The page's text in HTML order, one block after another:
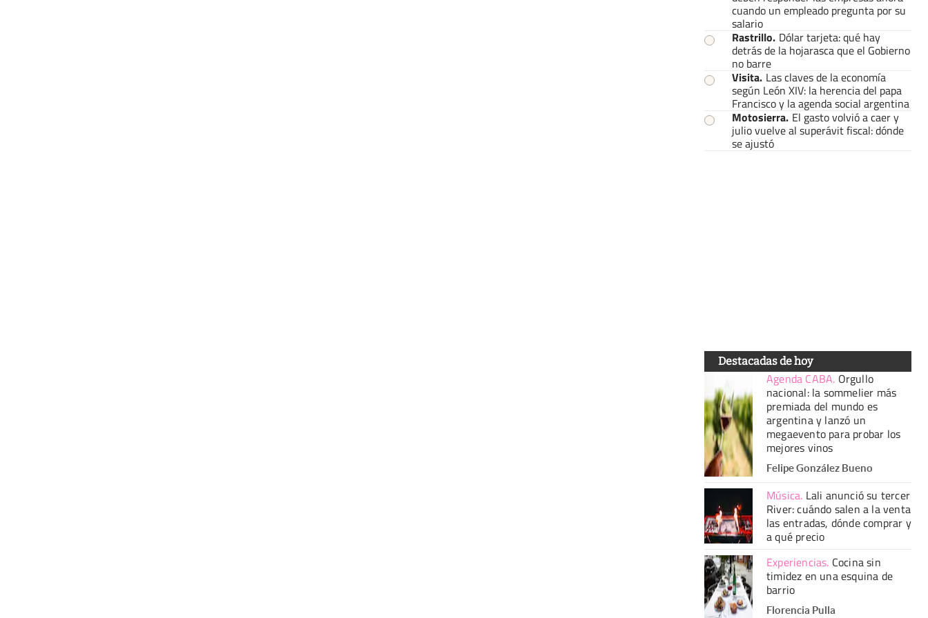
cuando un empleado pregunta por su
salario
Rastrillo. Dólar tarjeta: qué hay
detrás de la hojarasca que el Gobierno
no barre
Visita. Las claves de la economía
según León XIV: la herencia del papa
Francisco y la agenda social argentina
Motosierra. El gasto volvió a caer y
julio vuelve al superávit fiscal: dónde
se ajustó
Destacadas de hoy
Agenda CABA. Orgullo
nacional: la sommelier más
premiada del mundo es
argentina y lanzó un
megaevento para probar los
mejores vinos
Felipe González Bueno
Música. Lali anunció su tercer
River: cuándo salen a la venta
las entradas, dónde comprar y
a qué precio
Experiencias. Cocina sin
timidez en una esquina de
barrio
Florencia Pulla